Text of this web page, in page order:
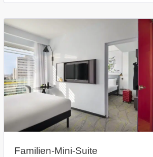
Familien-Mini-Suite